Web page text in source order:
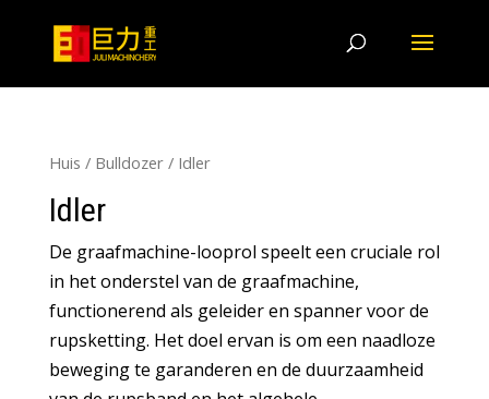
Huis / Bulldozer/ Idler
Idler
De graafmachine-looprol speelt een cruciale rol
in het onderstel van de graafmachine,
functionerend als geleider en spanner voor de
rupsketting. Het doel ervan is om een ​​naadloze
beweging te garanderen en de duurzaamheid